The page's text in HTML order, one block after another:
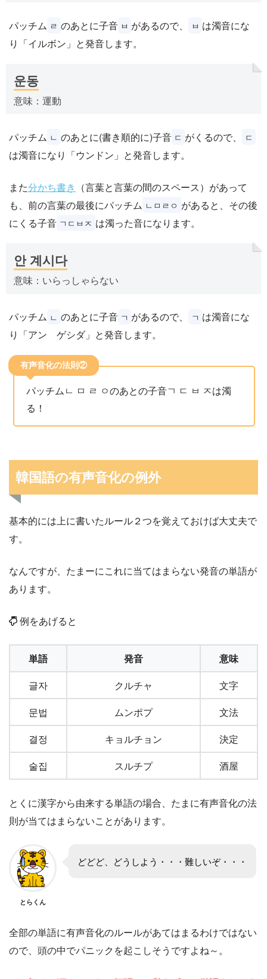
パッチム ㄹ のあとに子音 ㅂ があるので、 ㅂ は濁音にな
り「イルボン」と発音します。
운동
意味：運動
パッチム ㄴ のあとに(書き順的に)子音 ㄷ がくるので、 ㄷ
は濁音になり「ウンドン」と発音します。
また分かち書き （言葉と言葉の間のスペース）があって
も、前の言葉の最後にパッチム ㄴㅁㄹㅇ があると、その後
にくる子音 ㄱㄷㅂㅈ は濁った音になります。
안 계시다
意味：いらっしゃらない
パッチム ㄴ のあとに子音 ㄱ があるので、 ㄱ は濁音にな
り「アン ゲシダ」と発音します。
有声音化の法則②
パッチムㄴ ㅁ ㄹ ㅇのあとの子音ㄱ ㄷ ㅂ ㅈは濁
る！
韓国語の有声音化の例外
基本的には上に書いたルール２つを覚えておけば大丈夫で
す。
なんですが、たまーにこれに当てはまらない発音の単語が
あります。
例をあげると
単語 発音
意味
글자
クルチャ
文字
문법
ムンポプ
文法
결정
キョルチョン
決定
술집
スルチプ 酒屋
とくに漢字から由来する単語の場合、たまに有声音化の法
則が当てはまらないことがあります。
とらくん
どどど、どうしよう・・・難しいぞ・・・
全部の単語に有声音化のルールがあてはまるわけではない
ので、頭の中でパニックを起こしそうですよね～。